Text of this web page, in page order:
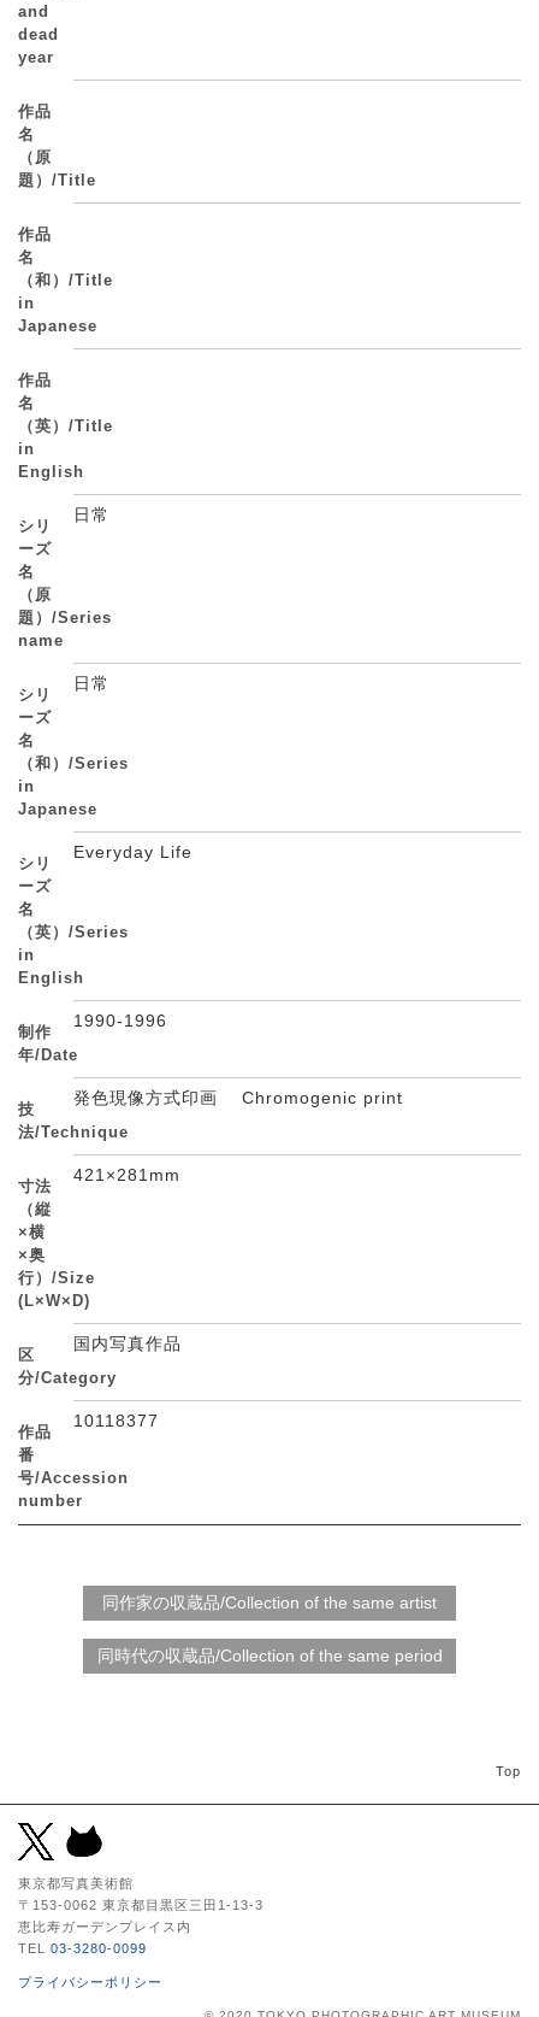
and
dead
year
作品
名
（原
題）/Title
作品
名
（和）/Title
in
Japanese
作品
名
（英）/Title
in
English
シリ
ーズ
名
（原
題）/Series
name
日常
シリ
ーズ
名
（和）/Series
in
Japanese
日常
シリ
ーズ
名
（英）/Series
in
English
Everyday Life
制作
年/Date
1990-1996
技
法/Technique
発色現像方式印画 Chromogenic print
寸法
（縦
×横
×奥
行）/Size
(L×W×D)
421×281mm
区
分/Category
国内写真作品
作品
番
号/Accession
number
10118377
Top
東京都写真美術館
〒153-0062 東京都目黒区三田1-13-3
恵比寿ガーデンプレイス内
TEL 03-3280-0099
プライバシーポリシー